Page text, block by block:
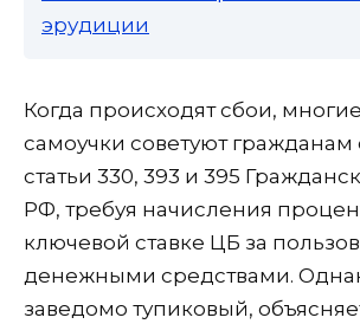
эрудиции
Когда происходят сбои,
самоучки советуют гражданам
статьи 330, 393 и 395
РФ, требуя начисления
ключевой ставке ЦБ за
денежными средствами.
заведомо тупиковый,